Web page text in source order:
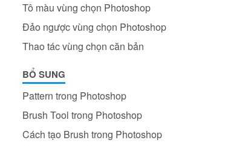
Tô màu vùng chọn Photoshop
Đảo ngược vùng chọn Photoshop
Thao tác vùng chọn căn bản
BỔ SUNG
Pattern trong Photoshop
Brush Tool trong Photoshop
Cách tạo Brush trong Photoshop